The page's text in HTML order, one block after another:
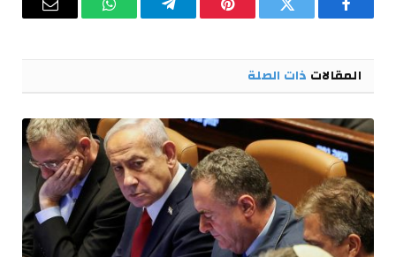
فيسبوك تويتر بينتيريستتيلقرام واتساب البريد
المقالات ذات الصلة